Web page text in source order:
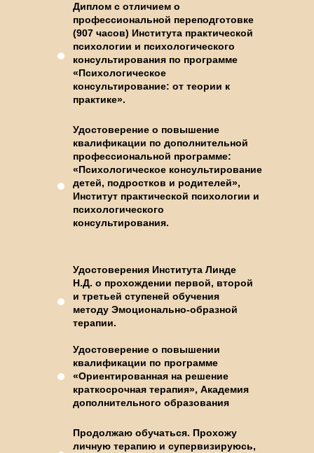
Диплом с отличием о
профессиональной переподготовке
(907 часов) Института практической
психологии и психологического
консультирования по программе
«Психологическое
консультирование: от теории к
практике».
Продолжаю обучаться. Прохожу
личную терапию и супервизируюсь,
Удостоверения Института Линде
Н.Д. о прохождении первой, второй
и третьей ступеней обучения
методу Эмоционально-образной
терапии.
Удостоверение о повышение
квалификации по дополнительной
профессиональной программе:
«Психологическое консультирование
детей, подростков и родителей»,
Институт практической психологии и
психологического
консультирования.
Удостоверение о повышении
квалификации по программе
«Ориентированная на решение
краткосрочная терапия», Академия
дополнительного образования